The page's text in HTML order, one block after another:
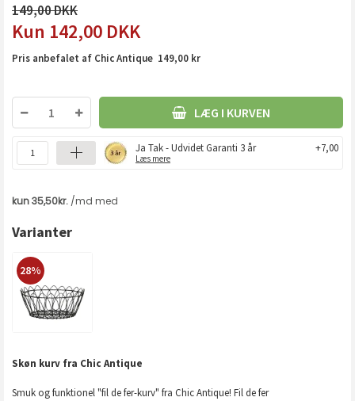
149,00
142,00 DKK
Pris anbefalet af Chic Antique 149,00 kr
LÆG I KURVEN
Ja Tak - Udvidet Garanti 3 år
Læs mere
+7,00
Varianter
28%
Skøn kurv fra Chic Antique
Smuk og funktionel "fil de fer-kurv" fra Chic Antique! Fil de fer